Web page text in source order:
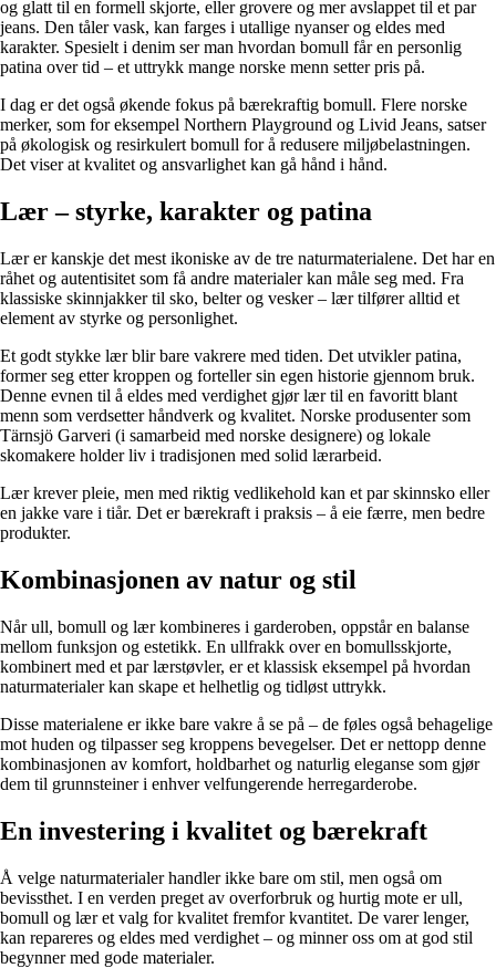
og glatt til en formell skjorte, eller grovere og mer avslappet til et par
jeans. Den tåler vask, kan farges i utallige nyanser og eldes med
karakter. Spesielt i denim ser man hvordan bomull får en personlig
patina over tid – et uttrykk mange norske menn setter pris på.
I dag er det også økende fokus på bærekraftig bomull. Flere norske
merker, som for eksempel Northern Playground og Livid Jeans, satser
på økologisk og resirkulert bomull for å redusere miljøbelastningen.
Det viser at kvalitet og ansvarlighet kan gå hånd i hånd.
Lær – styrke, karakter og patina
Lær er kanskje det mest ikoniske av de tre naturmaterialene. Det har en
råhet og autentisitet som få andre materialer kan måle seg med. Fra
klassiske skinnjakker til sko, belter og vesker – lær tilfører alltid et
element av styrke og personlighet.
Et godt stykke lær blir bare vakrere med tiden. Det utvikler patina,
former seg etter kroppen og forteller sin egen historie gjennom bruk.
Denne evnen til å eldes med verdighet gjør lær til en favoritt blant
menn som verdsetter håndverk og kvalitet. Norske produsenter som
Tärnsjö Garveri (i samarbeid med norske designere) og lokale
skomakere holder liv i tradisjonen med solid lærarbeid.
Lær krever pleie, men med riktig vedlikehold kan et par skinnsko eller
en jakke vare i tiår. Det er bærekraft i praksis – å eie færre, men bedre
produkter.
Kombinasjonen av natur og stil
Når ull, bomull og lær kombineres i garderoben, oppstår en balanse
mellom funksjon og estetikk. En ullfrakk over en bomullsskjorte,
kombinert med et par lærstøvler, er et klassisk eksempel på hvordan
naturmaterialer kan skape et helhetlig og tidløst uttrykk.
Disse materialene er ikke bare vakre å se på – de føles også behagelige
mot huden og tilpasser seg kroppens bevegelser. Det er nettopp denne
kombinasjonen av komfort, holdbarhet og naturlig eleganse som gjør
dem til grunnsteiner i enhver velfungerende herregarderobe.
En investering i kvalitet og bærekraft
Å velge naturmaterialer handler ikke bare om stil, men også om
bevissthet. I en verden preget av overforbruk og hurtig mote er ull,
bomull og lær et valg for kvalitet fremfor kvantitet. De varer lenger,
kan repareres og eldes med verdighet – og minner oss om at god stil
begynner med gode materialer.